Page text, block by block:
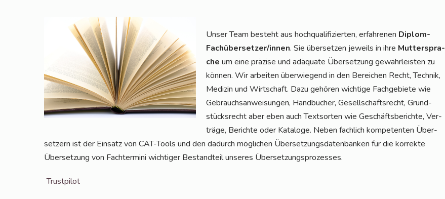
Unser Team besteht aus hoch­qua­li­fi­zier­ten, erfah­re­nen Diplom-
Fach­über­set­zer/in­nen. Sie über­set­zen jeweils in ihre Mut­ter­spra­
che um eine prä­zi­se und adäqua­te Über­set­zung gewähr­leis­ten zu
kön­nen. Wir arbei­ten über­wie­gend in den Berei­chen Recht, Tech­nik,
Medi­zin und Wirt­schaft. Dazu gehö­ren wich­ti­ge Fach­ge­bie­te wie
Gebrauchs­an­wei­sun­gen, Hand­bü­cher, Gesell­schafts­recht, Grund­
stücks­recht aber eben auch Text­sor­ten wie Geschäfts­be­rich­te, Ver­
trä­ge, Berich­te oder Kata­lo­ge. Neben fach­lich kom­pe­ten­ten Über­
set­zern ist der Ein­satz von CAT-Tools und den dadurch mög­li­chen Über­set­zungs­da­ten­ban­ken für die kor­rek­te
Über­set­zung von Fach­ter­mi­ni wich­ti­ger Bestand­teil unse­res Übersetzungsprozesses.
Trust­pi­lot